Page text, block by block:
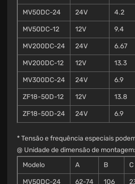
MV50DC-24 24V 4.2
MV50DC-12 12V 9.4
MV200DC-24 24V 6.67
MV200DC-12 12V 13.3
MV300DC-24 24V 6.9
ZF18-50D-12 12V 13.8
ZF18-50D-24 24V 6.9
* Tensão e frequência especiais
@ Unidade de dimensão de
Modelo
A B C
MV50DC-24 62-74 106